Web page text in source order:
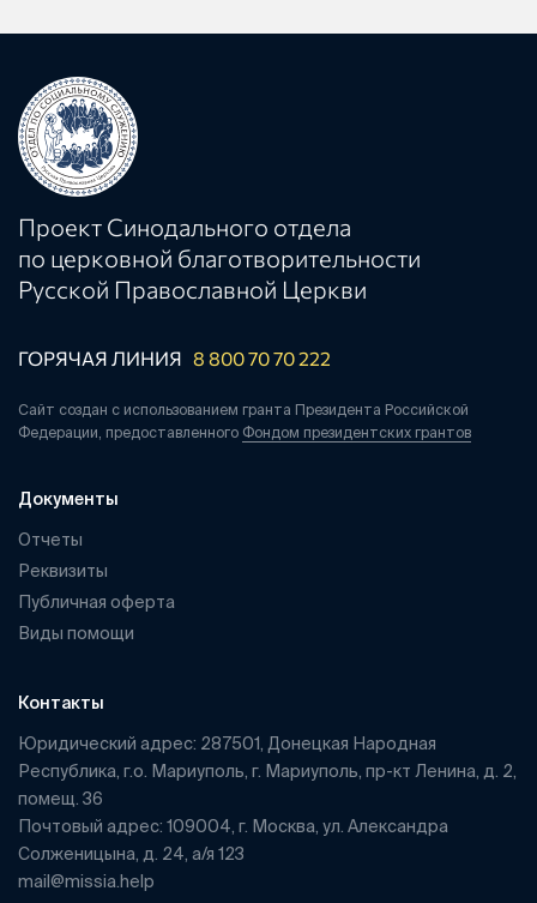
Проект Синодального отдела
по церковной благотворительности
Русской Православной Церкви
ГОРЯЧАЯ ЛИНИЯ 8 800 70 70 222
Сайт создан с использованием гранта Президента Российской
Федерации, предоставленного Фондом президентских грантов
Документы
Отчеты
Реквизиты
Публичная оферта
Виды помощи
Контакты
Юридический адрес: 287501, Донецкая Народная
Республика, г.о. Мариуполь, г. Мариуполь, пр-кт Ленина, д. 2,
помещ. 36
Почтовый адрес: 109004, г. Москва, ул. Александра
Солженицына, д. 24, а/я 123
mail@missia.help